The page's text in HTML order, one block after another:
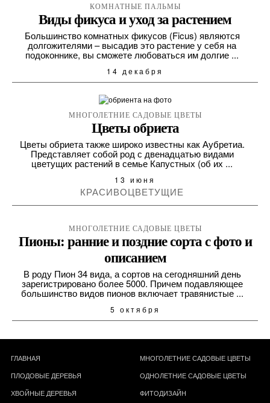
КОМНАТНЫЕ ПАЛЬМЫ
Виды фикуса и уход за растением
Большинство комнатных фикусов (Ficus) являются
долгожителями – высадив это растение у себя на
подоконнике, вы сможете любоваться им долгие ...
14 декабря
МНОГОЛЕТНИЕ САДОВЫЕ ЦВЕТЫ
Цветы обриета
Цветы обриета также широко известны как Аубретиа.
Представляет собой род с двенадцатью видами
цветущих растений в семье Капустных (об их ...
13 июня
КРАСИВОЦВЕТУЩИЕ
МНОГОЛЕТНИЕ САДОВЫЕ ЦВЕТЫ
Пионы: ранние и поздние сорта с фото и
описанием
В роду Пион 34 вида, а сортов на сегодняшний день
зарегистрировано более 5000. Причем подавляющее
большинство видов пионов включает травянистые ...
5 октября
ГЛАВНАЯ
МНОГОЛЕТНИЕ САДОВЫЕ ЦВЕТЫ
ПЛОДОВЫЕ ДЕРЕВЬЯ
ОДНОЛЕТНИЕ САДОВЫЕ ЦВЕТЫ
ХВОЙНЫЕ ДЕРЕВЬЯ
ФИТОДИЗАЙН